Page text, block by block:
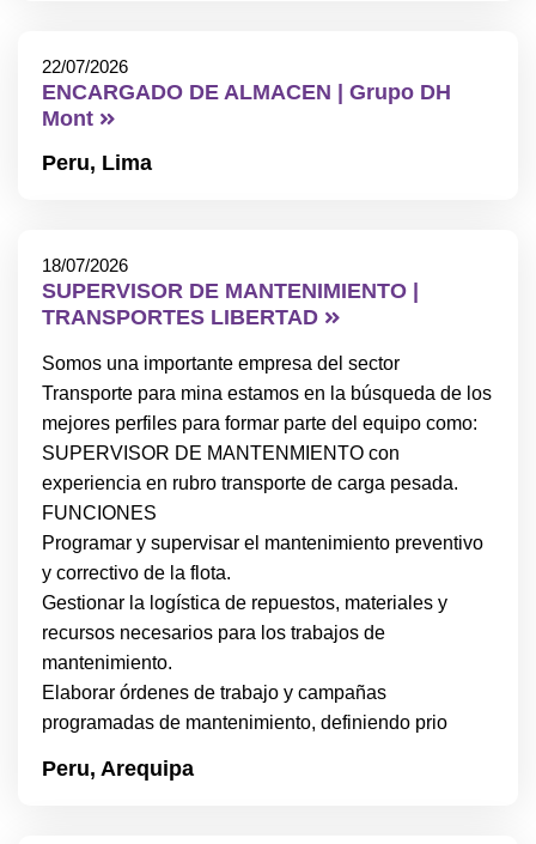
22/07/2026
ENCARGADO DE ALMACEN | Grupo DH
Mont
Peru, Lima
18/07/2026
SUPERVISOR DE MANTENIMIENTO |
TRANSPORTES LIBERTAD
Somos una importante empresa del sector
Transporte para mina estamos en la búsqueda de los
mejores perfiles para formar parte del equipo como:
SUPERVISOR DE MANTENMIENTO con
experiencia en rubro transporte de carga pesada.
FUNCIONES
Programar y supervisar el mantenimiento preventivo
y correctivo de la flota.
Gestionar la logística de repuestos, materiales y
recursos necesarios para los trabajos de
mantenimiento.
Elaborar órdenes de trabajo y campañas
programadas de mantenimiento, definiendo prio
Peru, Arequipa